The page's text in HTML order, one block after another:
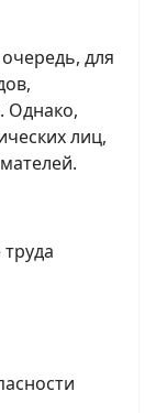
для
Однако,
лиц,